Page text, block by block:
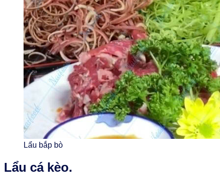
Lẩu bắp bò
Lẩu cá kèo.